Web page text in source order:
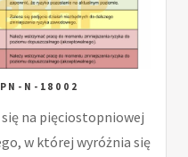
PN-N-18002
na pięciostopniowej
w której wyróżnia się